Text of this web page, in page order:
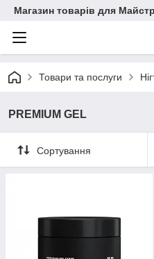
Магазин товарів для
Товари та послуги
PREMIUM GEL
Сортування